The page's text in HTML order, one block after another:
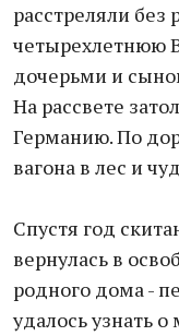
расстреляли без
четырехлетнюю
дочерьми и
На рассвете
Германию. По
вагона в лес и
Спустя год
вернулась в
родного дома -
удалось узнать